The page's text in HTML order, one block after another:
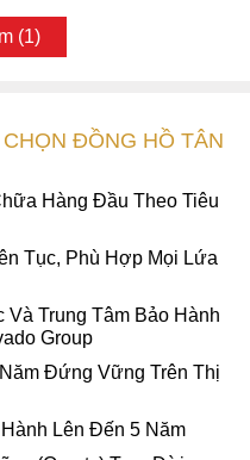
(1)
ĐỒNG HỒ TÂN
Hàng Đầu Theo Tiêu
Tục, Phù Hợp Mọi Lứa
Trung Tâm Bảo Hành
Group
Đứng Vững Trên Thị
Lên Đến 5 Năm